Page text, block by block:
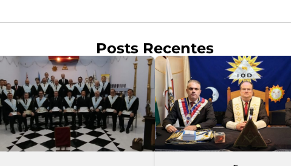
Posts Recentes